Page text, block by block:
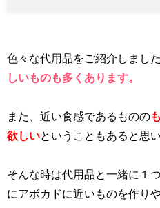
色々な代用品をご紹介しました
しいものも多くあります。
また、近い食感であるものの
欲しいということもあると思い
そんな時は代用品と一緒に１
にアボカドに近いものを作り